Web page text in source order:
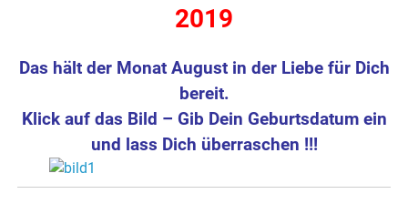
2019
Das hält der Monat August in der Liebe für Dich
bereit.
Klick auf das Bild – Gib Dein Geburtsdatum ein
und lass Dich überraschen !!!